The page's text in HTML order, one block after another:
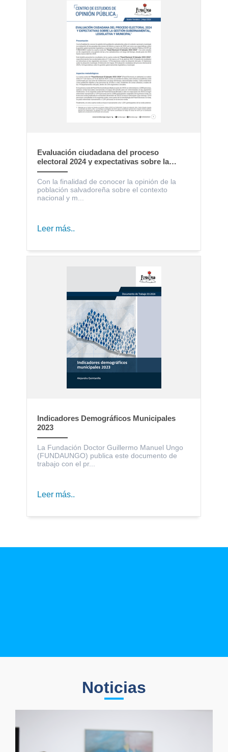
Evaluación ciudadana del proceso
electoral 2024 y expectativas sobre la
gestión gubernamental, legislativa y
municipal
Con la finalidad de conocer la opinión de la
población salvadoreña sobre el contexto
nacional y m...
Leer más..
Indicadores Demográficos Municipales
2023
La Fundación Doctor Guillermo Manuel Ungo
(FUNDAUNGO) publica este documento de
trabajo con el pr...
Leer más..
Noticias